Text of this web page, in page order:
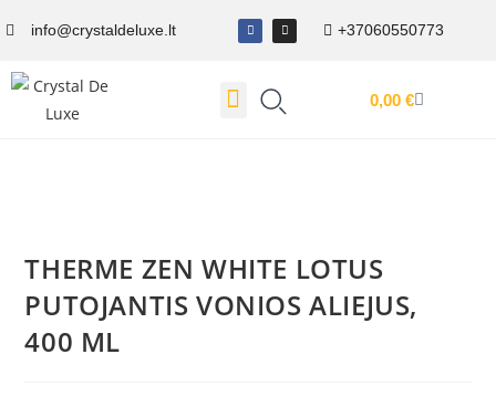
info@crystaldeluxe.lt +37060550773
0,00 €
THERME ZEN WHITE LOTUS
PUTOJANTIS VONIOS ALIEJUS,
400 ML